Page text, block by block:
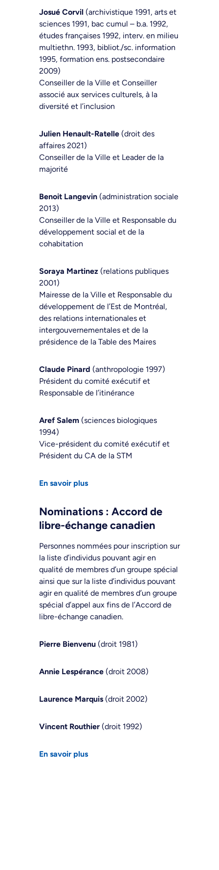
Josué Corvil (archivistique 1991, arts et
sciences 1991, bac cumul – b.a. 1992,
études françaises 1992, interv. en milieu
multiethn. 1993, bibliot./sc. information
1995, formation ens. postsecondaire
2009)
Conseiller de la Ville et Conseiller
associé aux services culturels, à la
diversité et l’inclusion
Julien Henault-Ratelle (droit des
affaires 2021)
Conseiller de la Ville et Leader de la
majorité
Benoit Langevin (administration sociale
2013)
Conseiller de la Ville et Responsable du
développement social et de la
cohabitation
Soraya Martinez (relations publiques
2001)
Mairesse de la Ville et Responsable du
développement de l’Est de Montréal,
des relations internationales et
intergouvernementales et de la
présidence de la Table des Maires
Claude Pinard (anthropologie 1997)
Président du comité exécutif et
Responsable de l’itinérance
Aref Salem (sciences biologiques
1994)
Vice-président du comité exécutif et
Président du CA de la STM
En savoir plus
Nominations : Accord de
libre-échange canadien
Personnes nommées pour inscription sur
la liste d’individus pouvant agir en
qualité de membres d’un groupe spécial
ainsi que sur la liste d’individus pouvant
agir en qualité de membres d’un groupe
spécial d’appel aux fins de l’Accord de
libre-échange canadien.
Pierre Bienvenu (droit 1981)
Annie Lespérance (droit 2008)
Laurence Marquis (droit 2002)
Vincent Routhier (droit 1992)
En savoir plus